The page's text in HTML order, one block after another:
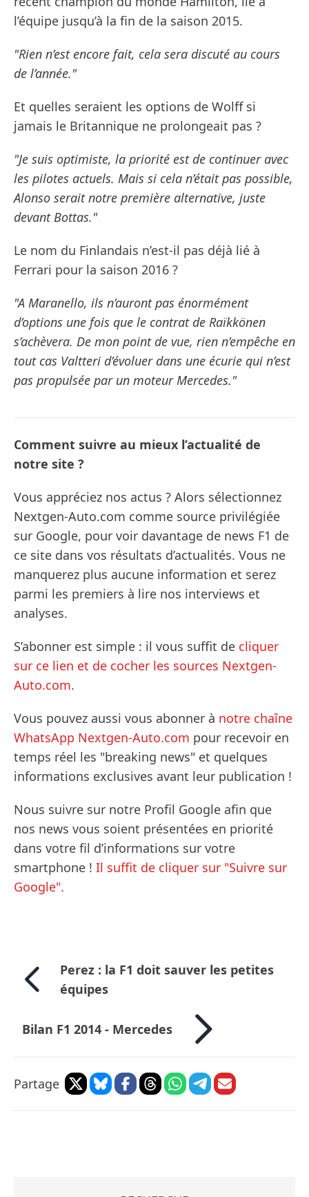
l’équipe jusqu’à la fin de la saison 2015.
"Rien n’est encore fait, cela sera discuté au cours
de l’année."
Et quelles seraient les options de Wolff si
jamais le Britannique ne prolongeait pas ?
"Je suis optimiste, la priorité est de continuer avec
les pilotes actuels. Mais si cela n’était pas possible,
Alonso serait notre première alternative, juste
devant Bottas."
Le nom du Finlandais n’est-il pas déjà lié à
Ferrari pour la saison 2016 ?
"A Maranello, ils n’auront pas énormément
d’options une fois que le contrat de Raïkkönen
s’achèvera. De mon point de vue, rien n’empêche en
tout cas Valtteri d’évoluer dans une écurie qui n’est
pas propulsée par un moteur Mercedes."
Comment suivre au mieux l’actualité de
notre site ?
Vous appréciez nos actus ? Alors sélectionnez
Nextgen-Auto.com comme source privilégiée
sur Google, pour voir davantage de news F1 de
ce site dans vos résultats d’actualités. Vous ne
manquerez plus aucune information et serez
parmi les premiers à lire nos interviews et
analyses.
S’abonner est simple : il vous suffit de cliquer
sur ce lien et de cocher les sources Nextgen-
Auto.com.
Vous pouvez aussi vous abonner à notre chaîne
WhatsApp Nextgen-Auto.com pour recevoir en
temps réel les "breaking news" et quelques
informations exclusives avant leur publication !
Nous suivre sur notre Profil Google afin que
nos news vous soient présentées en priorité
dans votre fil d’informations sur votre
smartphone ! Il suffit de cliquer sur "Suivre sur
Google".
Perez : la F1 doit sauver les petites
équipes
Bilan F1 2014 - Mercedes
Partage